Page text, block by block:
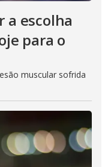
a escolha
para o
muscular sofrida